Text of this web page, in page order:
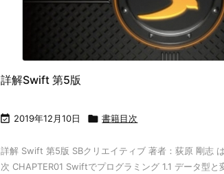
詳解Swift 第5版
 2019年12月10日  書籍目次
詳解 Swift 第5版 SBクリエイティブ 著者：荻原 剛志
次 CHAPTER01 Swiftでプログラミング 1.1 データ型と